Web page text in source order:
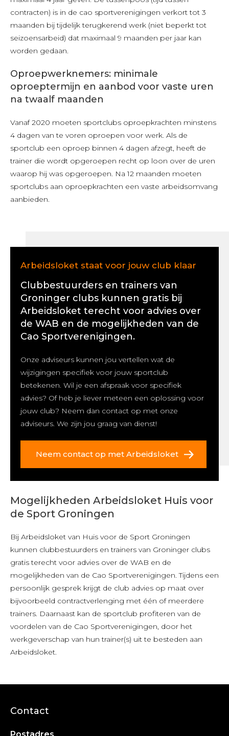
contracten) is in de cao sportverenigingen verkort tot 3
maanden bij tijdelijk terugkerend werk (niet beperkt tot
seizoensarbeid) dat maximaal 9 maanden per jaar kan
worden gedaan.
Oproepwerknemers: minimale
oproeptermijn en aanbod voor vaste uren
na twaalf maanden
Vanaf 2020 moeten sportclubs oproepkrachten minstens
4 dagen van te voren oproepen voor werk. Als de
sportclub een oproep binnen 4 dagen afzegt, heeft de
trainer die wordt opgeroepen recht op loon over de uren
waarop hij was opgeroepen. Na 12 maanden moeten
sportclubs aan oproepkrachten een vaste arbeidsomvang
aanbieden.
Arbeidsloket staat voor jouw club klaar
Clubbestuurders en trainers van
Groninger clubs kunnen gratis bij
Arbeidsloket terecht voor advies over
de WAB en de mogelijkheden van de
Cao Sportverenigingen.
Onze adviseurs kunnen jou vertellen wat de
wijzigingen specifiek voor jouw sportclub
betekenen. Wil je een afspraak voor specifiek
advies? Of heb je liever meteen een oplossing voor
jouw club? Neem dan contact op met onze
adviseurs. We zijn jou graag van dienst!
Neem contact op met Arbeidsloket
Mogelijkheden Arbeidsloket Huis voor
de Sport Groningen
Bij Arbeidsloket van Huis voor de Sport Groningen
kunnen clubbestuurders en trainers van Groninger clubs
gratis terecht voor advies over de WAB en de
mogelijkheden van de Cao Sportverenigingen. Tijdens een
persoonlijk gesprek krijgt de club advies op maat over
bijvoorbeeld contractverlenging met één of meerdere
trainers. Daarnaast kan de sportclub profiteren van de
voordelen van de Cao Sportverenigingen, door het
werkgeverschap van hun trainer(s) uit te besteden aan
Arbeidsloket.
Contact
Postadres